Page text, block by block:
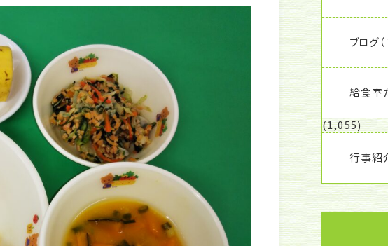
ブログ
給食室
(1,055)
行事紹